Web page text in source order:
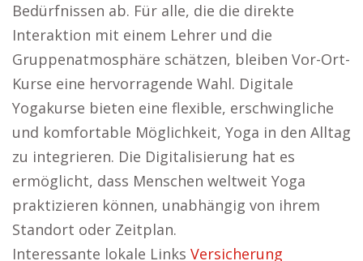
Bedürfnissen ab. Für alle, die die direkte
Interaktion mit einem Lehrer und die
Gruppenatmosphäre schätzen, bleiben Vor-Ort-
Kurse eine hervorragende Wahl. Digitale
Yogakurse bieten eine flexible, erschwingliche
und komfortable Möglichkeit, Yoga in den Alltag
zu integrieren. Die Digitalisierung hat es
ermöglicht, dass Menschen weltweit Yoga
praktizieren können, unabhängig von ihrem
Standort oder Zeitplan.
Interessante lokale Links Versicherung